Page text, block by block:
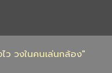
ว วงในคนเล่นกล้อง"